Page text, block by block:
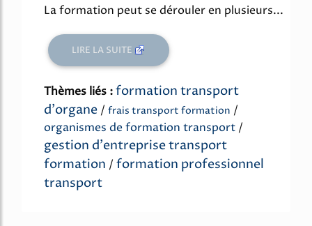
La formation peut se dérouler en plusieurs...
LIRE LA SUITE
Thèmes liés :formation transport
d'organe / frais transport formation /
organismes de formation transport /
gestion d'entreprise transport
formation / formation professionnel
transport